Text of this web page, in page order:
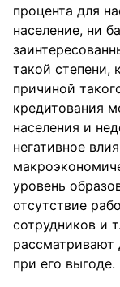
процента для
население, ни
такой степени,
причиной
кредитования
населения и
негативное
уровень
отсутствие
сотрудников и
при его выгоде.